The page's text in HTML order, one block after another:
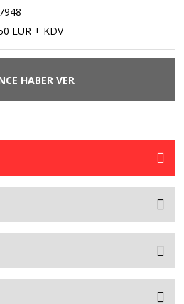
EUR + KDV
HABER VER